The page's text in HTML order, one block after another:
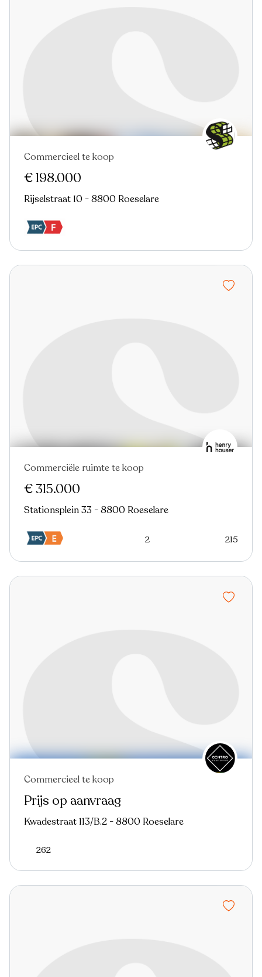
Commercieel te koop
€ 198.000
Rijselstraat 10 - 8800 Roeselare
Virtual tour
Commerciële ruimte te koop
€ 315.000
Stationsplein 33 - 8800 Roeselare
2 215
In optie
Commercieel te koop
Prijs op aanvraag
Kwadestraat 113/B.2 - 8800 Roeselare
262